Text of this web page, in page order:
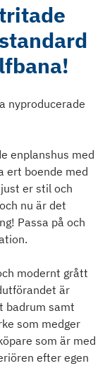
nyproducerade
enplanshus med
ert boende med
er stil och
nu är det
Passa på och
modernt grått
är
badrum samt
som medger
som är med
efter egen